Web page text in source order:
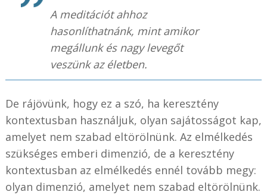
A meditációt ahhoz
hasonlíthatnánk, mint amikor
megállunk és nagy levegőt
veszünk az életben.
De rájövünk, hogy ez a szó, ha keresztény
kontextusban használjuk, olyan sajátosságot kap,
amelyet nem szabad eltörölnünk. Az elmélkedés
szükséges emberi dimenzió, de a keresztény
kontextusban az elmélkedés ennél tovább megy:
olyan dimenzió, amelyet nem szabad eltörölnünk.